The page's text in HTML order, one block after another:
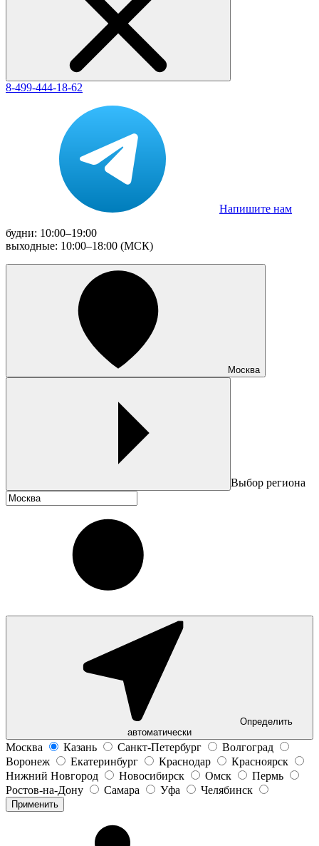
8-499-444-18-62
Напишите нам
будни: 10:00–19:00
выходные: 10:00–18:00 (МСК)
Москва
Выбор региона
Определить
автоматически
Москва Казань Санкт-Петербург
Волгоград
Воронеж
Екатеринбург Краснодар
Красноярск
Нижний Новгород
Новосибирск Омск
Пермь
Ростов-на-Дону
Самара Уфа Челябинск
Применить